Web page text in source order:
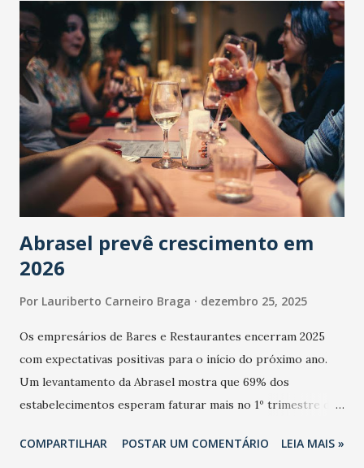
Abrasel prevê crescimento em
2026
Por Lauriberto Carneiro Braga dezembro 25, 2025
Os empresários de Bares e Restaurantes encerram 2025
com expectativas positivas para o início do próximo ano.
Um levantamento da Abrasel mostra que 69% dos
estabelecimentos esperam faturar mais no 1º trimestre de
relação ao último trimestre deste ano, 56% também
COMPARTILHAR POSTAR UM COMENTÁRIO LEIA MAIS »